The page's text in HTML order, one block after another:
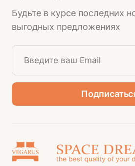
Будьте в курсе последних
выгодных предложениях